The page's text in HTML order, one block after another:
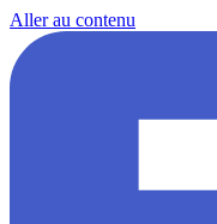
Aller au contenu